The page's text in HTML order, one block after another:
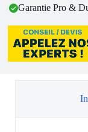
Garantie Pro &